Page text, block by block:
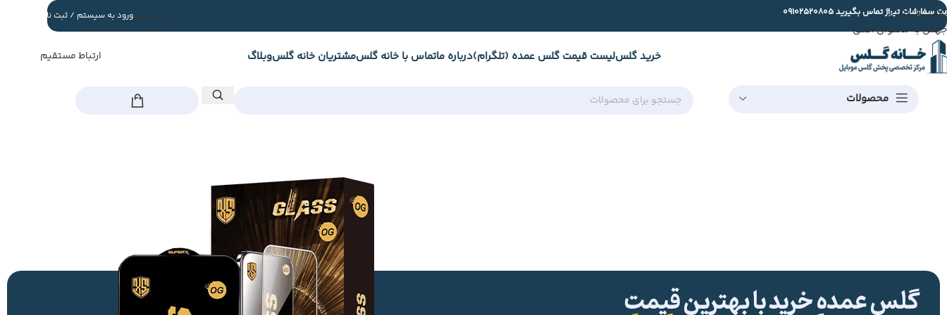
رفتن به ناوبری
جهش به محتوای اصلی
09102520805سفارشات تیراژ تماس بگیرید سبد خریدورود به سیستم / ثبت نام
خرید گلسلیست قیمت گلس عمده (تلگرام)درباره ماتماس با خانه گلسمشتریان خانه گلسوبلاگ ارتباط مستقیم
محصولات
گلس عمده خرید با بهترین قیمت